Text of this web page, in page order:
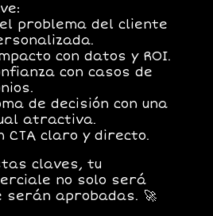
problema del cliente
con datos y ROI.
con casos de
de decisión con una
atractiva.
CTA claro y directo.
claves, tu
no solo será
serán aprobadas. 🚀